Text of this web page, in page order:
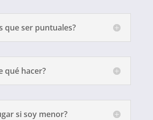
que ser puntuales?
qué hacer?
si soy menor?